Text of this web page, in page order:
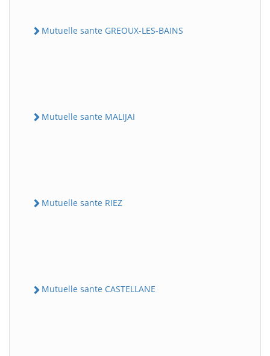
Mutuelle sante GREOUX-LES-BAINS
Mutuelle sante MALIJAI
Mutuelle sante RIEZ
Mutuelle sante CASTELLANE